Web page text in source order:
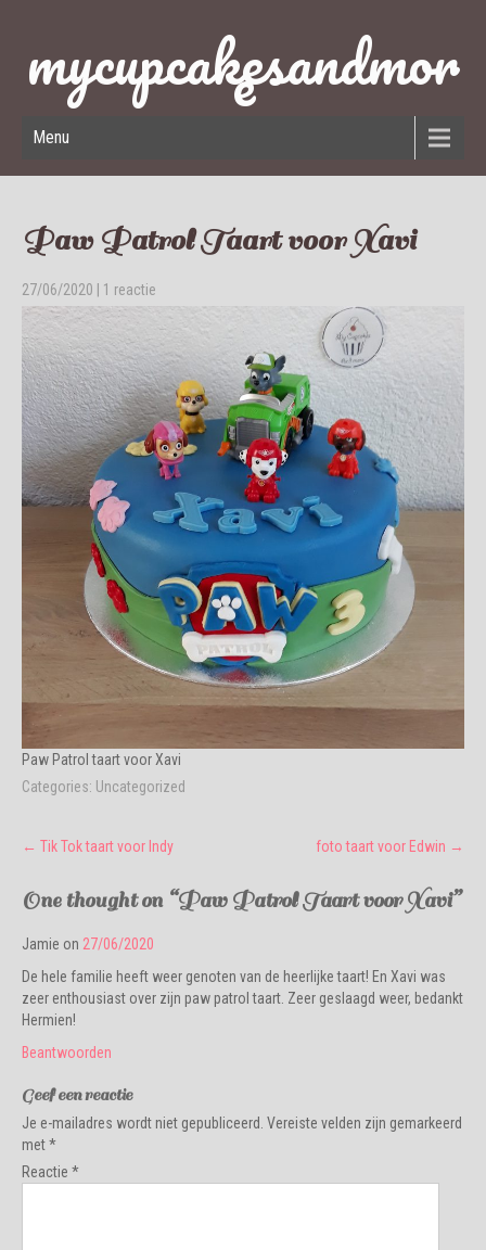
mycupcakesandmor
e
Menu
Paw Patrol Taart voor Xavi
27/06/2020 1 reactie
Paw Patrol taart voor Xavi
Categories: Uncategorized
Post
navigation
← Tik Tok taart voor Indy foto taart voor Edwin →
One thought on “Paw Patrol Taart voor Xavi”
Jamie on 27/06/2020
De hele familie heeft weer genoten van de heerlijke taart! En Xavi was
zeer enthousiast over zijn paw patrol taart. Zeer geslaagd weer, bedankt
Hermien!
Beantwoorden
Geef een reactie
Je e-mailadres wordt niet gepubliceerd. Vereiste velden zijn gemarkeerd
met*
Reactie *